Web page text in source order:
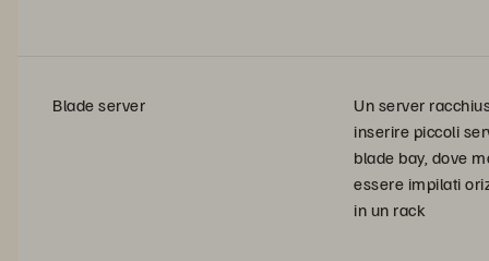
Blade server
Un server
inserire piccoli
blade bay, dove
essere impilati
in un rack